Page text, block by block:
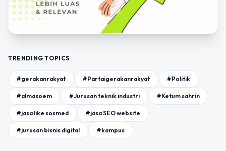
TRENDING TOPICS
#gerakanrakyat #Partaigerakanrakyat #Politik
#almasoem #Jurusan teknik industri #Ketum sahrin
#jasa like sosmed #jasa SEO website
#jurusan bisnis digital #kampus